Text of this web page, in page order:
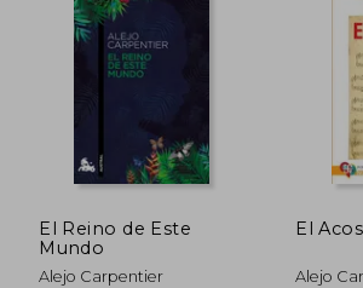
pasos perdidos (1953),
1956), El acoso (1958;
siglo de las luces (1952;
recurso del método
barroco (1974), La
primavera (1978) y El arpa y
El Reino de Este
Mundo
Alejo Carpentier
El
Alejo